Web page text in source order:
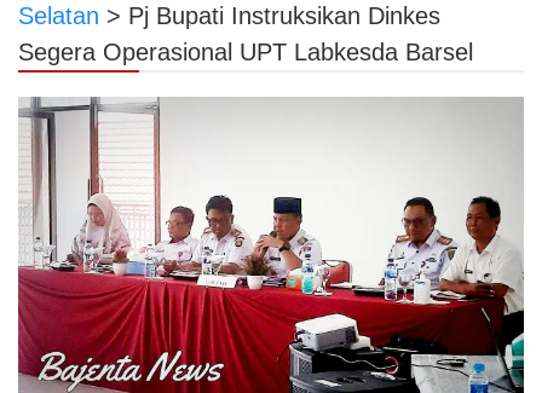
Selatan > Pj Bupati Instruksikan Dinkes
Segera Operasional UPT Labkesda Barsel